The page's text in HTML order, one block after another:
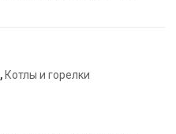
, Котлы и горелки